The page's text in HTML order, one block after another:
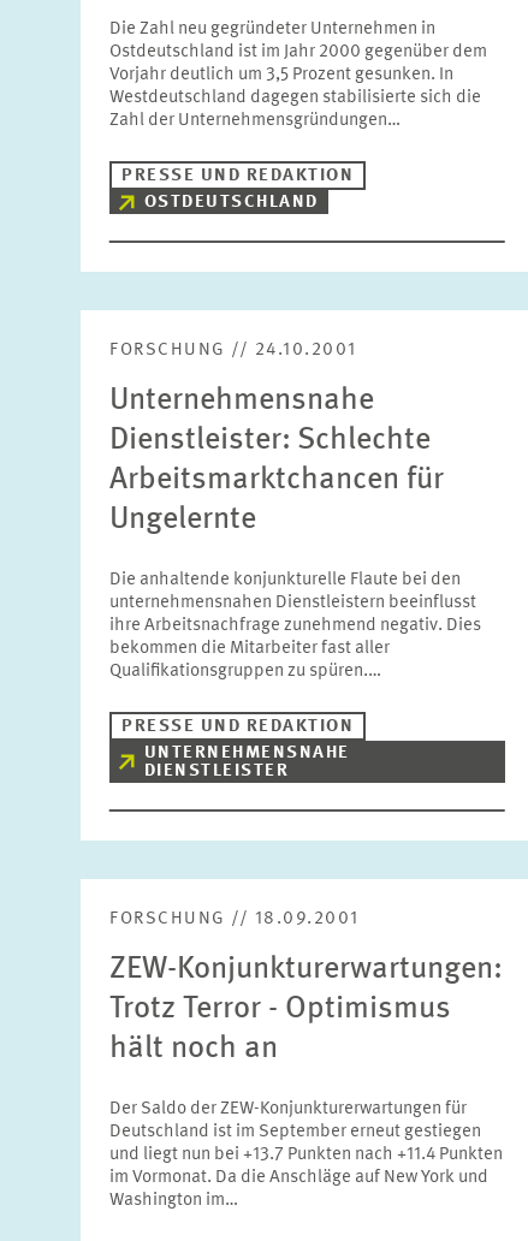
Die Zahl neu gegründeter Unternehmen in
Ostdeutschland ist im Jahr 2000 gegenüber dem
Vorjahr deutlich um 3,5 Prozent gesunken. In
Westdeutschland dagegen stabilisierte sich die
Zahl der Unternehmensgründungen…
PRESSE UND REDAKTION
OSTDEUTSCHLAND
FORSCHUNG // 24.10.2001
Unternehmensnahe
Dienstleister: Schlechte
Arbeitsmarktchancen für
Ungelernte
Die anhaltende konjunkturelle Flaute bei den
unternehmensnahen Dienstleistern beeinflusst
ihre Arbeitsnachfrage zunehmend negativ. Dies
bekommen die Mitarbeiter fast aller
Qualifikationsgruppen zu spüren.…
PRESSE UND REDAKTION
UNTERNEHMENSNAHE
DIENSTLEISTER
FORSCHUNG // 18.09.2001
ZEW-Konjunkturerwartungen:
Trotz Terror - Optimismus
hält noch an
Der Saldo der ZEW-Konjunkturerwartungen für
Deutschland ist im September erneut gestiegen
und liegt nun bei +13.7 Punkten nach +11.4 Punkten
im Vormonat. Da die Anschläge auf New York und
Washington im…